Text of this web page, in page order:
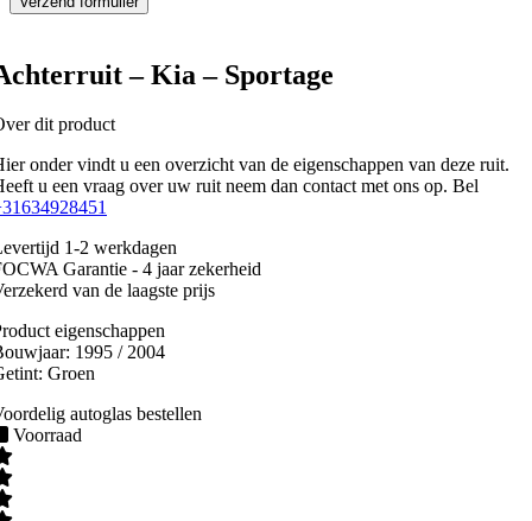
– Kia – Sportage
dit product
onder vindt u een overzicht van de eigenschappen van deze ruit.
u een vraag over uw ruit neem dan contact met ons op. Bel
1-2 werkdagen
Garantie - 4 jaar zekerheid
van de laagste prijs
eigenschappen
1995 / 2004
Groen
autoglas bestellen
Voorraad